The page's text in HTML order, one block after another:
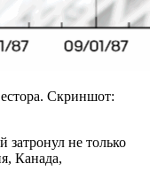
Скриншот:
не только
Канада,